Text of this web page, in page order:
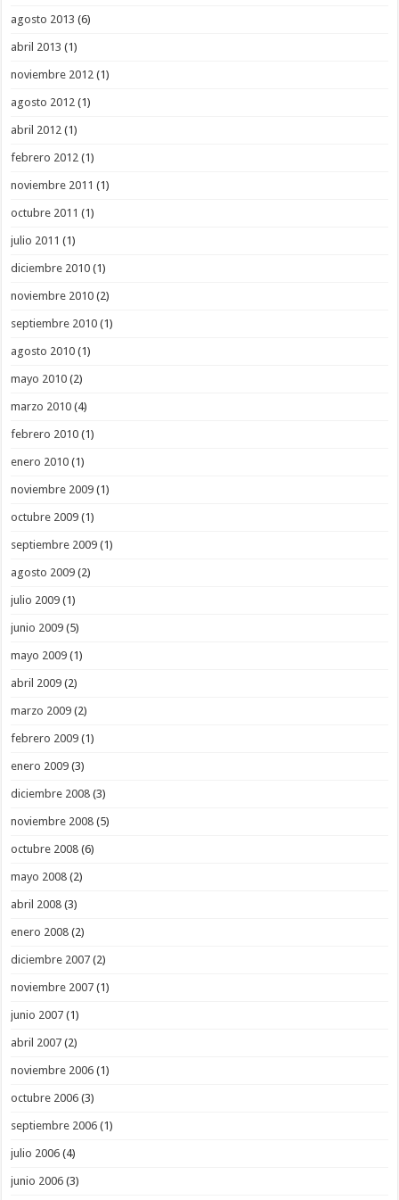
agosto 2013 (6)
abril 2013 (1)
noviembre 2012 (1)
agosto 2012 (1)
abril 2012 (1)
febrero 2012 (1)
noviembre 2011 (1)
octubre 2011 (1)
julio 2011 (1)
diciembre 2010 (1)
noviembre 2010 (2)
septiembre 2010 (1)
agosto 2010 (1)
mayo 2010 (2)
marzo 2010 (4)
febrero 2010 (1)
enero 2010 (1)
noviembre 2009 (1)
octubre 2009 (1)
septiembre 2009 (1)
agosto 2009 (2)
julio 2009 (1)
junio 2009 (5)
mayo 2009 (1)
abril 2009 (2)
marzo 2009 (2)
febrero 2009 (1)
enero 2009 (3)
diciembre 2008 (3)
noviembre 2008 (5)
octubre 2008 (6)
mayo 2008 (2)
abril 2008 (3)
enero 2008 (2)
diciembre 2007 (2)
noviembre 2007 (1)
junio 2007 (1)
abril 2007 (2)
noviembre 2006 (1)
octubre 2006 (3)
septiembre 2006 (1)
julio 2006 (4)
junio 2006 (3)